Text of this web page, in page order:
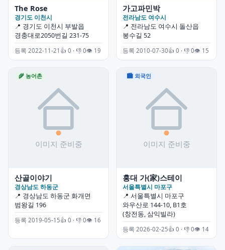
The Rose
경기도 이천시
📍 경기도 이천시 부발읍
경충대로2050번길 231-75
등록 2022-11-21 👍 0 · 👎 0👁 19
가고파민박
전라남도 여수시
📍 전라남도 여수시 돌산읍
봉수길 52
등록 2010-07-30👍 0 · 👎 0👁 15
🌾 농어촌
산골이야기
경상남도 하동군
📍 경상남도 하동군 화개면
범왕길 196
등록 2019-05-15👍 0 · 👎 0👁 16
🏙 외국인
홍대 가(家)스테이
서울특별시 마포구
📍 서울특별시 마포구
와우산로 144-10, B1호
(창전동, 삼익빌라)
등록 2026-02-25👍 0 · 👎 0👁 14